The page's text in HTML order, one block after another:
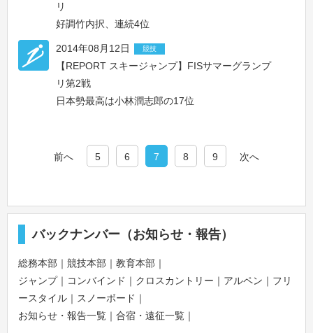
リ
好調竹内択、連続4位
2014年08月12日 競技
【REPORT スキージャンプ】FISサマーグランプ
リ第2戦
日本勢最高は小林潤志郎の17位
前へ 5 6 7 8 9 次へ
バックナンバー（お知らせ・報告）
総務本部 ｜ 競技本部 ｜ 教育本部 ｜
ジャンプ｜ コンバインド ｜ クロスカントリー ｜ アルペン ｜ フリ
ースタイル ｜ スノーボード ｜
お知らせ・報告一覧 ｜ 合宿・遠征一覧 ｜